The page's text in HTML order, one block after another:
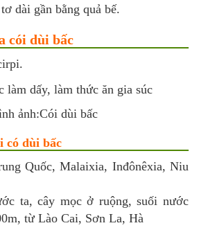
dài gần bằng quả bế.
cói dùi bấc
ảnh:Cói dùi bấc
có dùi bấc
Quốc, Malaixia, Inđônêxia, Niu
ta, cây mọc ở ruộng, suối nước
từ Lào Cai, Sơn La, Hà